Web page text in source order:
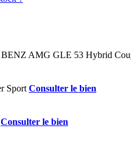
Consulter le bien
Consulter le bien